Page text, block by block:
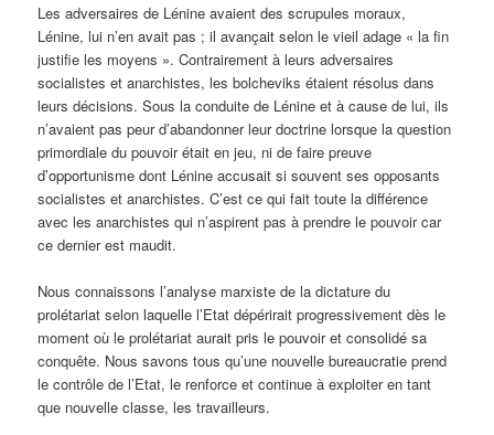
Les adversaires de Lénine avaient des scrupules moraux,
Lénine, lui n’en avait pas ; il avançait selon le vieil adage « la fin
justifie les moyens ». Contrairement à leurs adversaires
socialistes et anarchistes, les bolcheviks étaient résolus dans
leurs décisions. Sous la conduite de Lénine et à cause de lui, ils
n’avaient pas peur d’abandonner leur doctrine lorsque la question
primordiale du pouvoir était en jeu, ni de faire preuve
d’opportunisme dont Lénine accusait si souvent ses opposants
socialistes et anarchistes. C’est ce qui fait toute la différence
avec les anarchistes qui n’aspirent pas à prendre le pouvoir car
ce dernier est maudit.
Nous connaissons l’analyse marxiste de la dictature du
prolétariat selon laquelle l’Etat dépérirait progressivement dès le
moment où le prolétariat aurait pris le pouvoir et consolidé sa
conquête. Nous savons tous qu’une nouvelle bureaucratie prend
le contrôle de l’Etat, le renforce et continue à exploiter en tant
que nouvelle classe, les travailleurs.